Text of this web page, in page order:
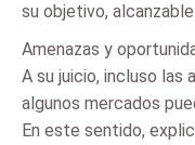
su objetivo, alcanzable
Amenazas y
A su juicio, incluso las
algunos mercados
En este sentido,